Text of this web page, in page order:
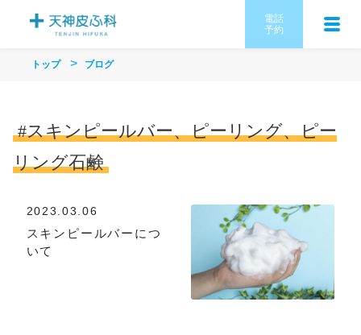
電話
予約
トップ ブログ
#スキンピールバー、ピーリング、ピー
リング石鹸
2023.03.06
スキンピールバーにつ
いて